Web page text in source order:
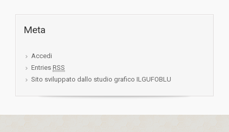
Meta
Accedi
Entries RSS
Sito sviluppato dallo studio grafico ILGUFOBLU